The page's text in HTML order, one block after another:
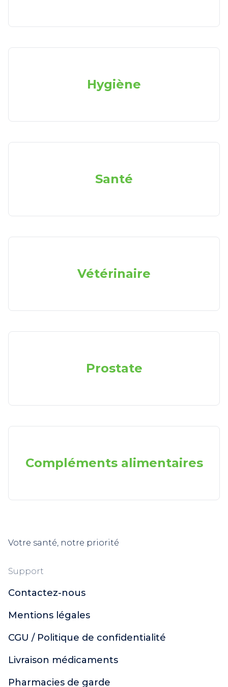
Hygiène
Santé
Vétérinaire
Prostate
Compléments alimentaires
Votre santé, notre priorité
Support
Contactez-nous
Mentions légales
CGU / Politique de confidentialité
Livraison médicaments
Pharmacies de garde